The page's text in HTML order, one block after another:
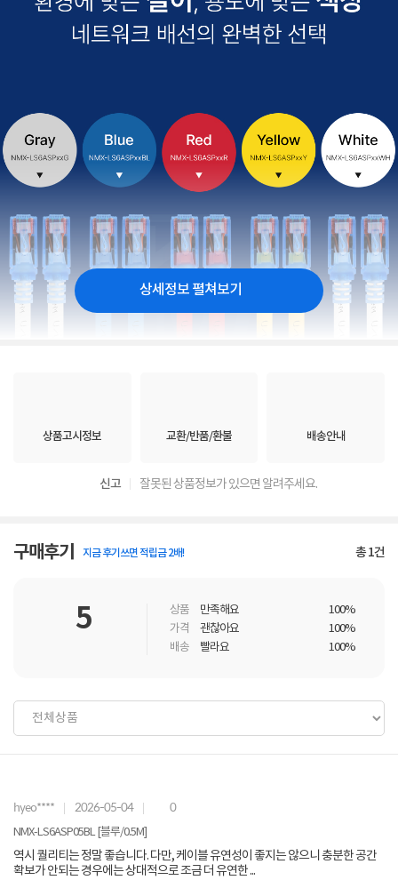
상세정보 펼쳐보기
상품고시정보 교환/반품/환불 배송안내
신고 잘못된 상품정보가 있으면 알려주세요.
구매후기 지금 후기쓰면 적립금 2배! 총1건
5 상품 만족해요
100%
가격
괜찮아요
100%
배송
빨라요 100%
hyeo**** 2026-05-04 0
NMX-LS6ASP05BL [블루/0.5M]
역시 퀄리티는 정말 좋습니다. 다만, 케이블 유연성이 좋지는 않으니 충분한 공간
확보가 안되는 경우에는 상대적으로 조금 더 유연한 ...